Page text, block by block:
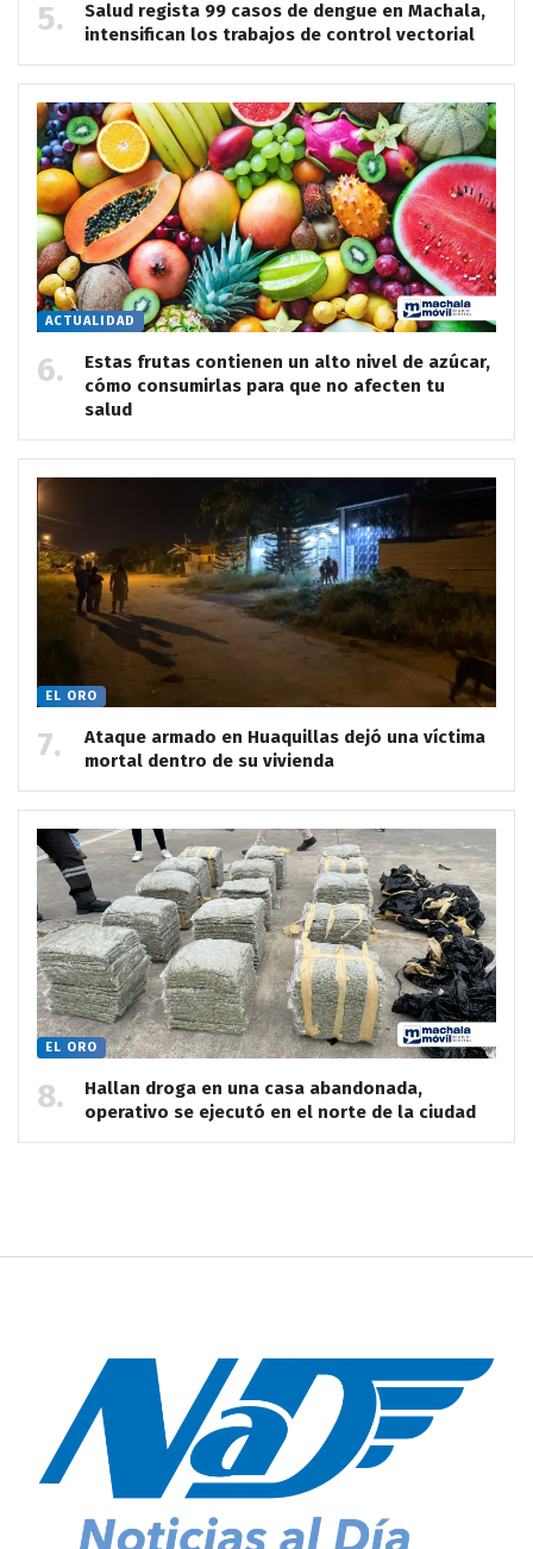
Salud regista 99 casos de dengue en Machala,
intensifican los trabajos de control vectorial
ACTUALIDAD
Estas frutas contienen un alto nivel de azúcar,
cómo consumirlas para que no afecten tu
salud
EL ORO
Ataque armado en Huaquillas dejó una víctima
mortal dentro de su vivienda
EL ORO
Hallan droga en una casa abandonada,
operativo se ejecutó en el norte de la ciudad